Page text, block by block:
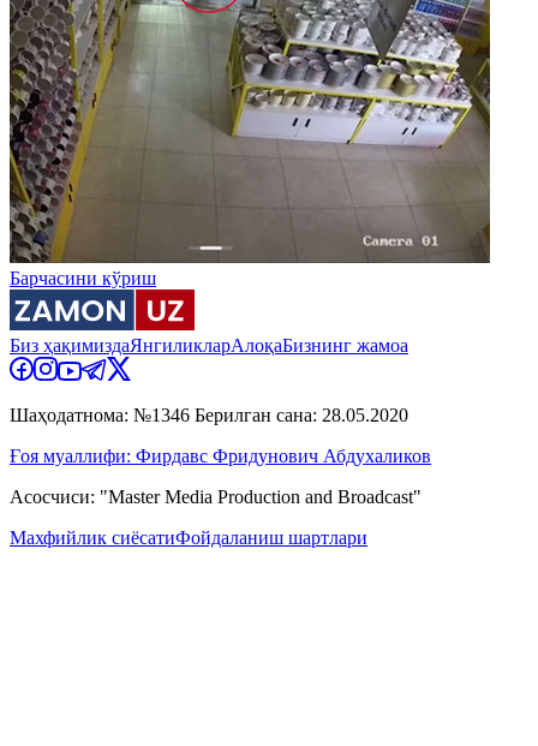
Барчасини кўриш
Биз ҳақимиздаЯнгиликларАлоқаБизнинг жамоа
Шаҳодатнома: №1346 Берилган сана: 28.05.2020
Ғоя муаллифи: Фирдавс Фридунович Абдухаликов
Асосчиси: "Master Media Production and Broadcast"
Махфийлик сиёсатиФойдаланиш шартлари